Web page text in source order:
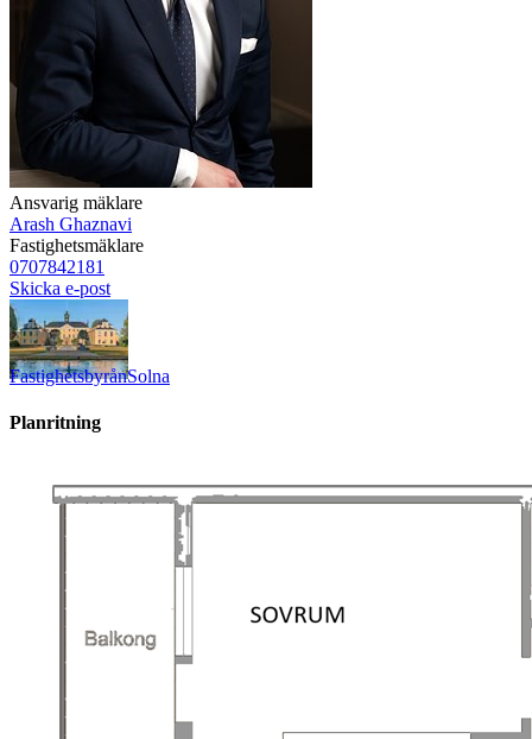
Ansvarig mäklare
Arash Ghaznavi
Fastighetsmäklare
0707842181
Skicka e-post
FastighetsbyrånSolna
Planritning